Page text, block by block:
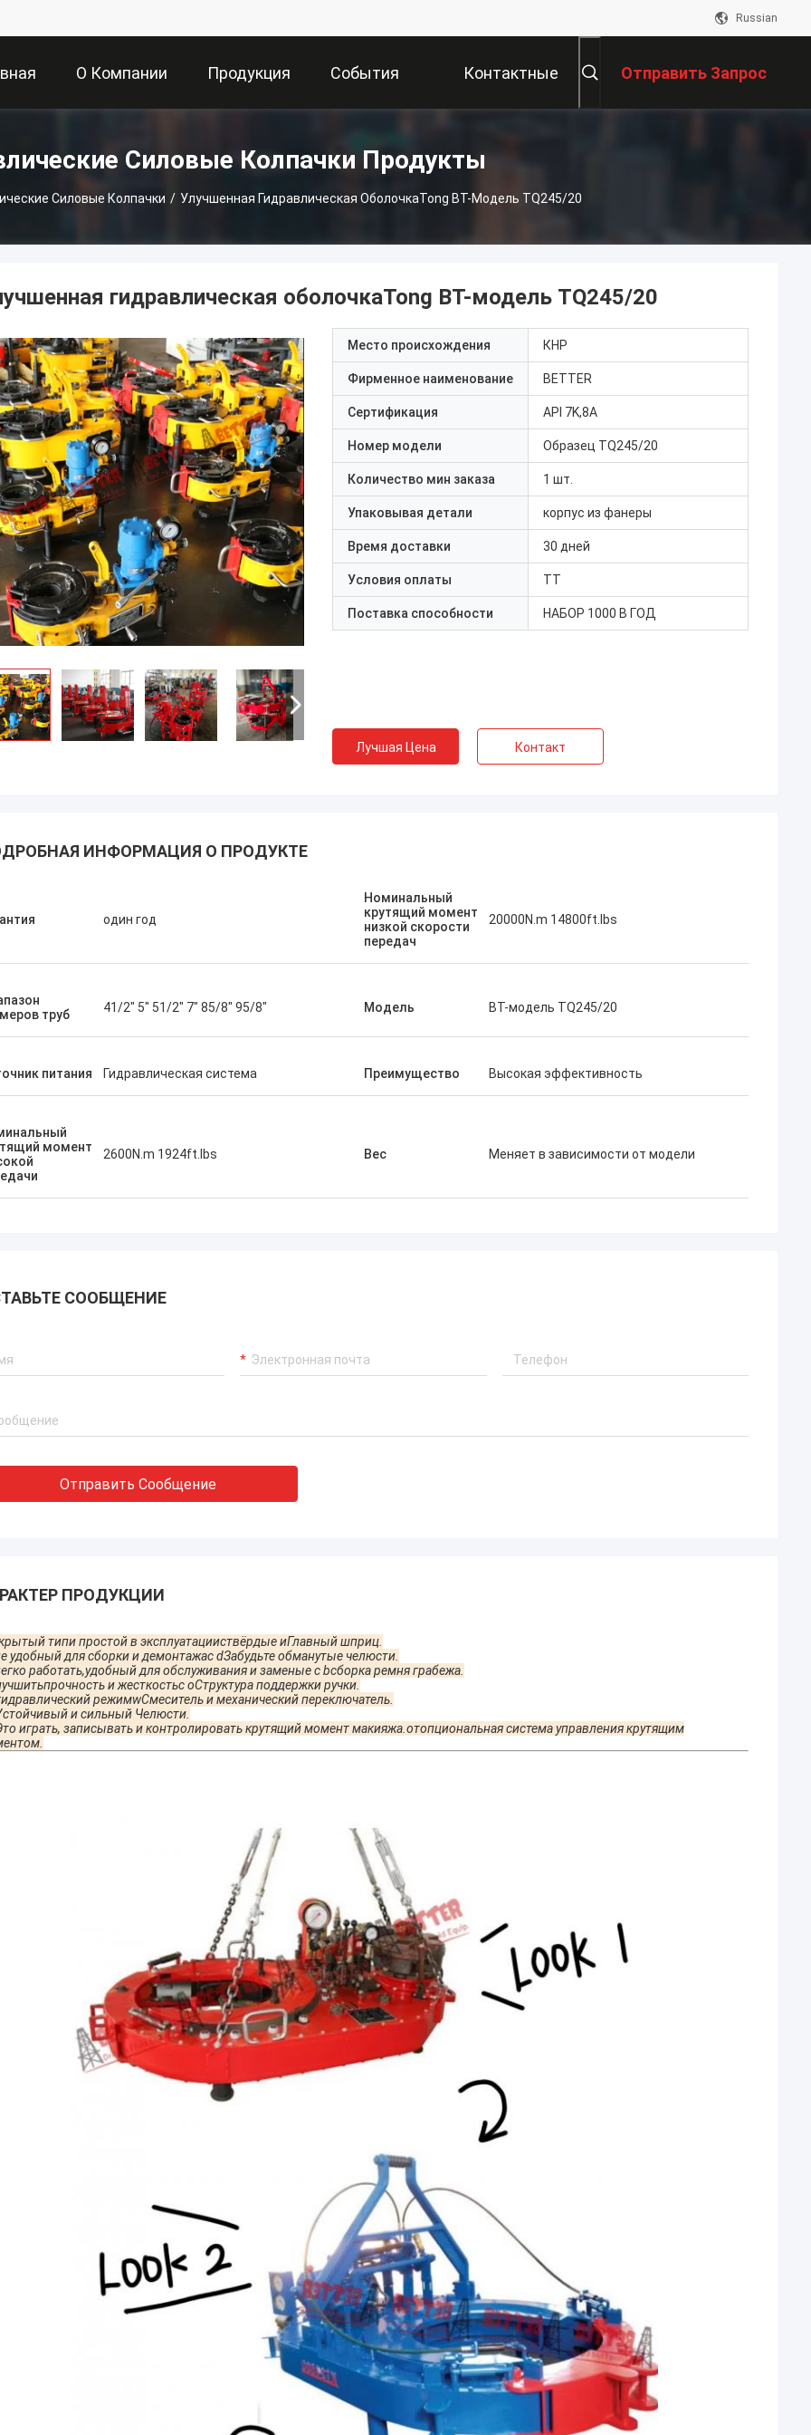
Russian
О Компании Продукция События Контактные Отправить Запрос
Силовые Колпачки Продукты
Силовые Колпачки / Улучшенная Гидравлическая ОболочкаTong BT-Модель TQ245/20
гидравлическая оболочкаTong BT-модель TQ245/20
Место происхождения КНР
Фирменное наименование BETTER
Сертификация API 7K,8A
Номер модели Образец TQ245/20
Количество мин заказа 1 шт.
Упаковывая детали корпус из фанеры
Время доставки 30 дней
Условия оплаты ТТ
Поставка способности НАБОР 1000 В ГОД
Лучшая Цена Контакт
ИНФОРМАЦИЯ О ПРОДУКТЕ
один год
Номинальный
крутящий момент
низкой скорости
передач
20000N.m 14800ft.lbs
труб
41/2" 5" 51/2" 7" 85/8" 95/8" Модель BT-модель TQ245/20
питания Гидравлическая система Преимущество Высокая эффективность
момент
2600N.m 1924ft.lbs Вес Меняет в зависимости от модели
СООБЩЕНИЕ
Отправить Сообщение
ПРОДУКЦИИ
типи простой в эксплуатацииствёрдые иГлавный шприц.
удобный для сборки и демонтажас dЗабудьте обманутые челюсти
работать,удобный для обслуживания и заменыe с bсборка ремня грабежа
прочность и жесткостьс oСтруктура поддержки ручки
режимwСмеситель и механический переключатель.
и сильный Челюсти.
играть, записывать и контролировать крутящий момент макияжа. отопциональная система управления крутящим